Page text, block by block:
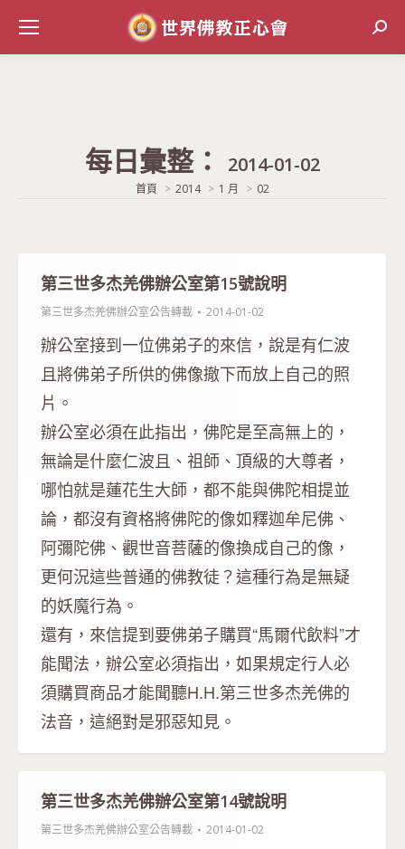
每日彙整： 2014-01-02
當前位置:
首頁 2014 1 月 02
第三世多杰羌佛辦公室第15號說明
第三世多杰羌佛辦公室公告轉載 2014-01-02
辦公室接到一位佛弟子的來信，說是有仁波
且將佛弟子所供的佛像撤下而放上自己的照
片。
辦公室必須在此指出，佛陀是至高無上的，
無論是什麼仁波且、祖師、頂級的大尊者，
哪怕就是蓮花生大師，都不能與佛陀相提並
論，都沒有資格將佛陀的像如釋迦牟尼佛、
阿彌陀佛、觀世音菩薩的像換成自己的像，
更何況這些普通的佛教徒？這種行為是無疑
的妖魔行為。
還有，來信提到要佛弟子購買“馬爾代飲料”才
能聞法，辦公室必須指出，如果規定行人必
須購買商品才能聞聽H.H.第三世多杰羌佛的
法音，這絕對是邪惡知見。
第三世多杰羌佛辦公室第14號說明
第三世多杰羌佛辦公室公告轉載 2014-01-02